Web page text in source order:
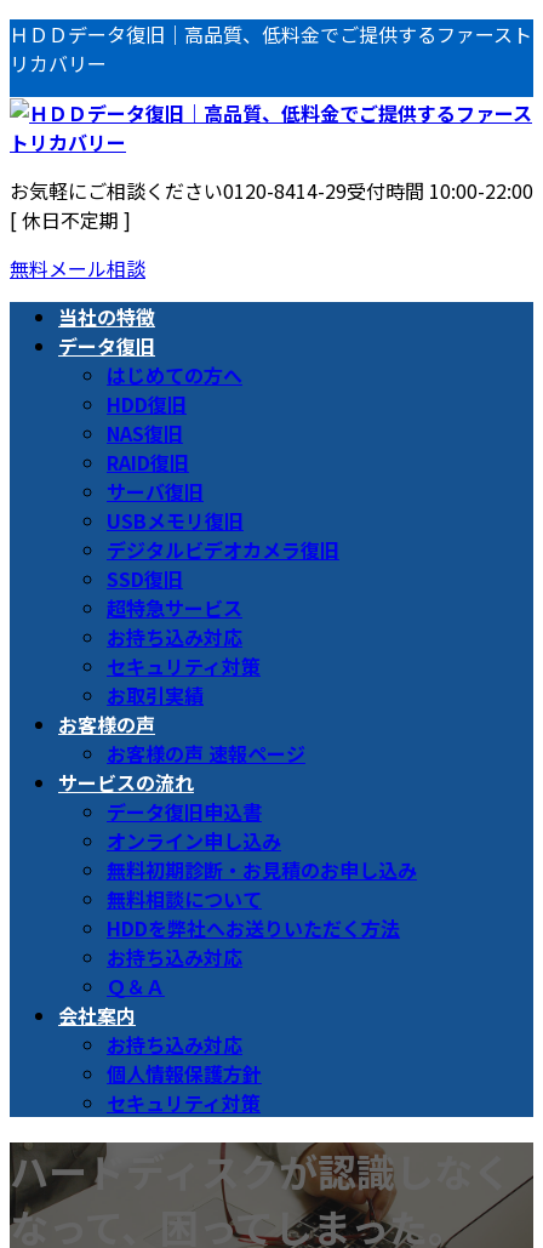
コ
ン
テ
ン
ツ
へ
ス
キ
ッ
プ
ナ
ビ
ゲ
ー
シ
ョ
ン
に
移
動
ＨＤＤデータ復旧｜高品質、低料金でご提供するファースト
リカバリー
お気軽にご相談ください0120-8414-29受付時間 10:00-22:00
[ 休日不定期 ]
無料メール相談
当社の特徴
データ復旧
はじめての方へ
HDD復旧
NAS復旧
RAID復旧
サーバ復旧
USBメモリ復旧
デジタルビデオカメラ復旧
SSD復旧
超特急サービス
お持ち込み対応
セキュリティ対策
お取引実績
お客様の声
お客様の声 速報ページ
サービスの流れ
データ復旧申込書
オンライン申し込み
無料初期診断・お見積のお申し込み
無料相談について
HDDを弊社へお送りいただく方法
お持ち込み対応
Ｑ＆Ａ
会社案内
お持ち込み対応
個人情報保護方針
セキュリティ対策
ハードディスクが認識しなく
なって、困ってしまった。